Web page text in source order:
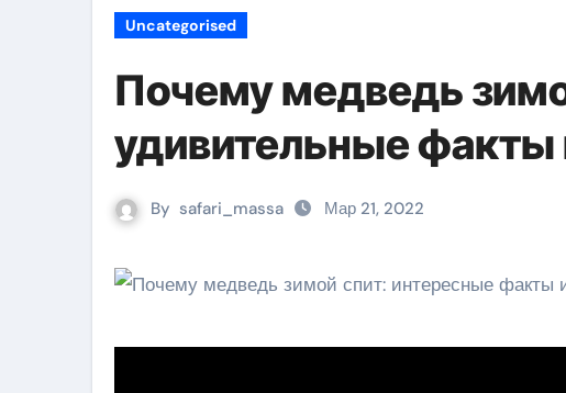
Uncategorised
Почему медведь
удивительные факты
By safari_massa Мар 21, 2022